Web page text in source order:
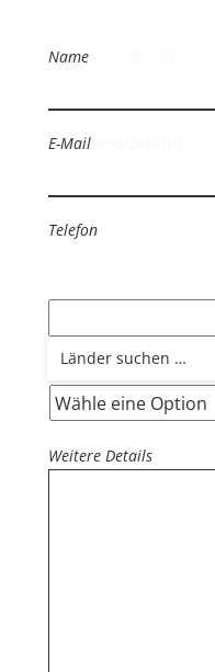
Name
E-Mail
Telefon
Wie hast du von uns
Weitere Details